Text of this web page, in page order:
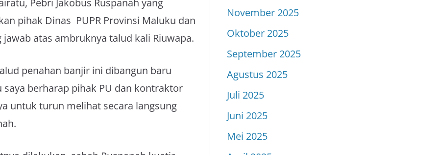
Pebri Jakobus Ruspanah yang
pihak Dinas PUPR Provinsi Maluku dan
atas ambruknya talud kali Riuwapa.
penahan banjir ini dibangun baru
berharap pihak PU dan kontraktor
untuk turun melihat secara langsung
November 2025
Oktober 2025
September 2025
Agustus 2025
Juli 2025
Juni 2025
Mei 2025